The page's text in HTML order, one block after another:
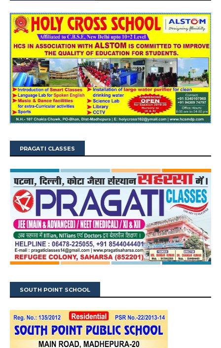
PRAGATI CLASSES
SOUTH POINT SCHOOL